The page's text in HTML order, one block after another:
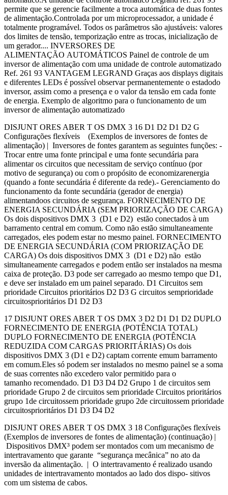
permite que se gerencie facilmente a troca automática de duas fontes
de alimentação.Controlada por um microprocessador, a unidade é
totalmente programável. Todos os parâmetros são ajustáveis: valores
dos limites de tensão, temporização entre as trocas, inicialização de
um gerador.... INVERSORES DE
ALIMENTAÇÃO AUTOMÁTICOS Painel de controle de um
inversor de alimentação com uma unidade de controle automatizado
Ref. 261 93 VANTAGEM LEGRAND Graças aos displays digitais
e diferentes LEDs é possível observar permanentemente o estadodo
inversor, assim como a presença e o valor da tensão em cada fonte
de energia. Exemplo de algoritmo para o funcionamento de um
inversor de alimentação automatizado
DISJUNT ORES ABER T OS DMX 3 16 D1 D2 D1 D2 G
Configurações flexíveis (Exemplos de inversores de fontes de
alimentação) | Inversores de fontes garantem as seguintes funções: -
Trocar entre uma fonte principal e uma fonte secundária para
alimentar os circuitos que necessitam de serviço contínuo (por
motivo de segurança) ou com o propósito de economizarenergia
(quando a fonte secundária é diferente da rede).- Gerenciamento do
funcionamento da fonte secundária (gerador de energia)
alimentandoos circuitos de segurança. FORNECIMENTO DE
ENERGIA SECUNDÁRIA (SEM PRIORIZAÇÃO DE CARGA)
Os dois dispositivos DMX 3 (D1 e D2) estão conectados à um
barramento central em comum. Como não estão simultaneamente
carregados, eles podem estar no mesmo painel. FORNECIMENTO
DE ENERGIA SECUNDÁRIA (COM PRIORIZAÇÃO DE
CARGA) Os dois dispositivos DMX 3 (D1 e D2) não estão
simultaneamente carregados e podem então ser instalados na mesma
caixa de proteção. D3 pode ser carregado ao mesmo tempo que D1,
e deve ser instalado em um painel separado. D1 Circuitos sem
prioridade Circuitos prioritários D2 D3 G circuitos semprioridade
circuitosprioritários D1 D2 D3
17 DISJUNT ORES ABER T OS DMX 3 D2 D1 D1 D2 DUPLO
FORNECIMENTO DE ENERGIA (POTÊNCIA TOTAL)
DUPLO FORNECIMENTO DE ENERGIA (POTÊNCIA
REDUZIDA COM CARGAS PRIORITÁRIAS) Os dois
dispositivos DMX 3 (D1 e D2) captam corrente emum barramento
em comum.Eles só podem ser instalados no mesmo painel se a soma
de suas correntes não excedero valor permitido para o
tamanho recomendado. D1 D3 D4 D2 Grupo 1 de circuitos sem
prioridade Grupo 2 de circuitos sem prioridade Circuitos prioritários
grupo 1de circuitossem prioridade grupo 2de circuitossem prioridade
circuitosprioritários D1 D3 D4 D2
DISJUNT ORES ABER T OS DMX 3 18 Configurações flexíveis
(Exemplos de inversores de fontes de alimentação) (continuação) |
Dispositivos DMX³ podem ser montados com um mecanismo de
intertravamento que garante “segurança mecânica” no ato da
inversão da alimentação. | O intertravamento é realizado usando
unidades de intertravamento montados ao lado dos dispo- sitivos
com um sistema de cabos.